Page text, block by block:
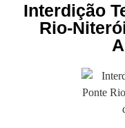
Interdição
Rio-